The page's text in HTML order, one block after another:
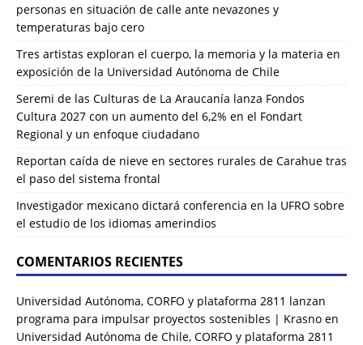
personas en situación de calle ante nevazones y
temperaturas bajo cero
Tres artistas exploran el cuerpo, la memoria y la materia en
exposición de la Universidad Autónoma de Chile
Seremi de las Culturas de La Araucanía lanza Fondos
Cultura 2027 con un aumento del 6,2% en el Fondart
Regional y un enfoque ciudadano
Reportan caída de nieve en sectores rurales de Carahue tras
el paso del sistema frontal
Investigador mexicano dictará conferencia en la UFRO sobre
el estudio de los idiomas amerindios
COMENTARIOS RECIENTES
Universidad Autónoma, CORFO y plataforma 2811 lanzan
programa para impulsar proyectos sostenibles | Krasno en
Universidad Autónoma de Chile, CORFO y plataforma 2811